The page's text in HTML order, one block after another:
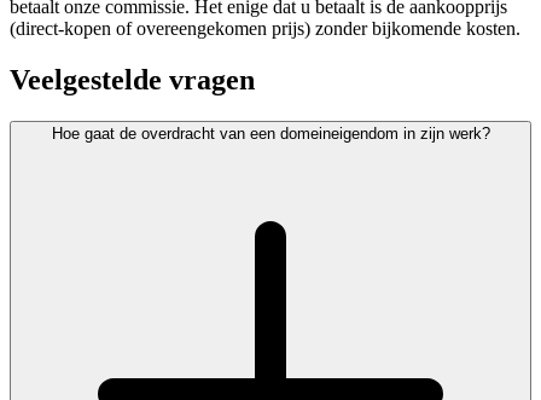
betaalt onze commissie. Het enige dat u betaalt is de aankoopprijs
(direct-kopen of overeengekomen prijs) zonder bijkomende kosten.
Veelgestelde vragen
Hoe gaat de overdracht van een domeineigendom in zijn werk?